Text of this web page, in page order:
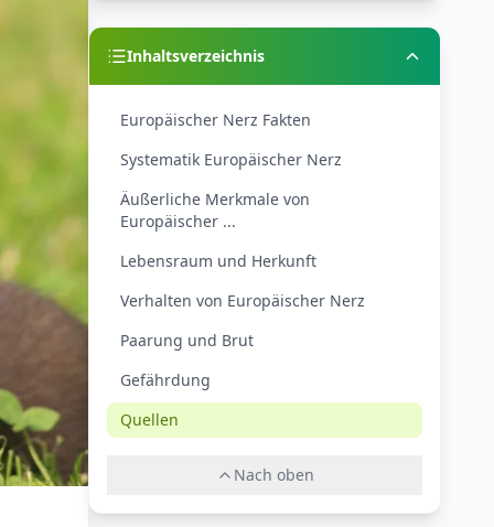
Inhaltsverzeichnis
Europäischer Nerz Fakten
Systematik Europäischer Nerz
Äußerliche Merkmale von
Europäischer ...
Lebensraum und Herkunft
Verhalten von Europäischer Nerz
Paarung und Brut
Gefährdung
Quellen
Nach oben